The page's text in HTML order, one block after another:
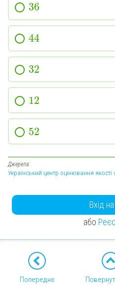
36
44
32
12
52
Джерела:
Український центр оцінювання якості
Вхід
або
Попереднє